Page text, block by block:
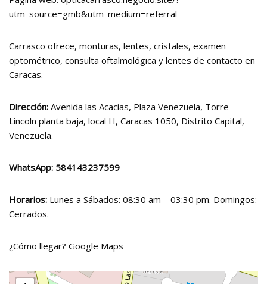
utm_source=gmb&utm_medium=referral
Carrasco ofrece, monturas, lentes, cristales, examen
optométrico, consulta oftalmológica y lentes de contacto en
Caracas.
Dirección: Avenida las Acacias, Plaza Venezuela, Torre
Lincoln planta baja, local H, Caracas 1050, Distrito Capital,
Venezuela.
WhatsApp: 584143237599
Horarios: Lunes a Sábados: 08:30 am – 03:30 pm. Domingos:
Cerrados.
¿Cómo llegar? Google Maps